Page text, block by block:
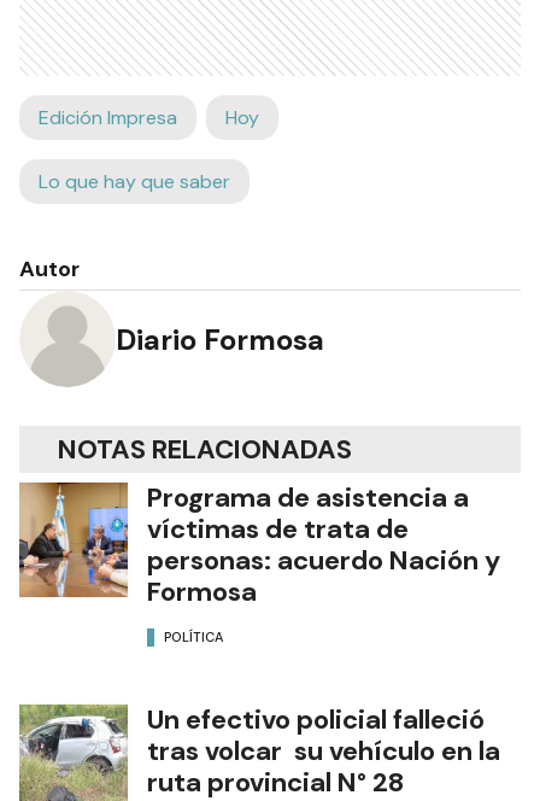
Edición Impresa Hoy
Lo que hay que saber
Autor
Diario Formosa
NOTAS RELACIONADAS
Programa de asistencia a
víctimas de trata de
personas: acuerdo Nación y
Formosa
POLÍTICA
Un efectivo policial falleció
tras volcar su vehículo en la
ruta provincial N° 28